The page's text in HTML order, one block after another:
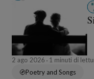
2 ago 2026
1 minuti di
Poetry and Songs